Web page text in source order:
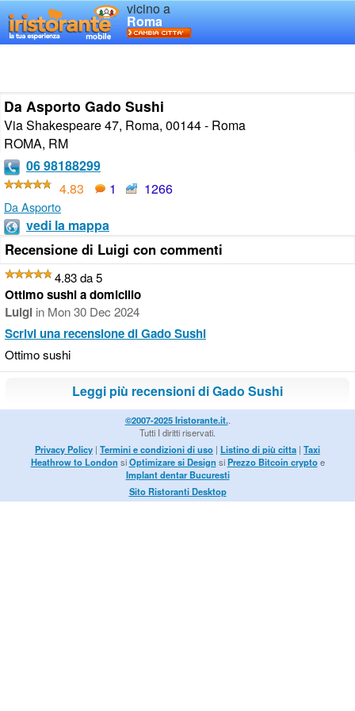
vicino a
Roma
Da Asporto Gado Sushi
Via Shakespeare 47, Roma, 00144 - Roma
ROMA, RM
06 98188299
4.83
1 1266
Da Asporto
vedi la mappa
Recensione di Luigi con commenti
4.83 da 5
Ottimo sushi a domicilio
Luigi in Mon 30 Dec 2024
Scrivi una recensione di Gado Sushi
Ottimo sushi
Leggi più recensioni di Gado Sushi
©2007-2025 Iristorante.it..
Tutti I diritti riservati.
Privacy Policy | Termini e condizioni di uso | Listino di più citta | Taxi
Heathrow to London siOptimizare si Design siPrezzo Bitcoin cryptoe
Implant dentar Bucuresti
Sito Ristoranti Desktop